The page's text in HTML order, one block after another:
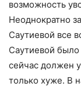
возможность
Неоднократно
Саутиевой все
Саутиевой было
сейчас должен
только хуже. В